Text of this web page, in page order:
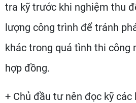
tra kỹ trước khi nghiệm thu
lượng công trình để tránh
khác trong quá tình thi công
hợp đồng.
+ Chủ đầu tư nên đọc kỹ các